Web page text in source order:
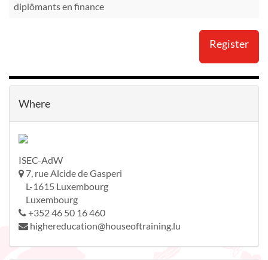
diplômants en finance
Register
Where
ISEC-AdW
7, rue Alcide de Gasperi
L-1615 Luxembourg
Luxembourg
+352 46 50 16 460
highereducation@houseoftraining.lu